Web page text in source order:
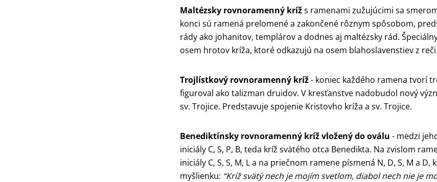
Maltézsky rovnoramenný krížs ramenami zužujúcimi sa
konci sú ramená prelomené a zakončené rôznym spôsobom,
rády ako johanitov, templárov a dodnes aj maltézsky rád.
osem hrotov kríža, ktoré odkazujú na osem blahoslavenstiev z
Trojlístkový rovnoramenný kríž- koniec každého ramena tvorí
figuroval ako talizman druidov. V kresťanstve nadobudol nový
sv. Trojice. Predstavuje spojenie Kristovho kríža a sv. Trojice.
Benediktínsky rovnoramenný kríž vložený do oválu - medzi
iniciály C, S, P, B, teda kríž svätého otca Benedikta. Na zvislom
iniciály C, S, S, M, L a na priečnom ramene písmená N, D, S, M a D,
myšlienku: “Kríž svätý nech je mojím svetlom, diabol nech nie je